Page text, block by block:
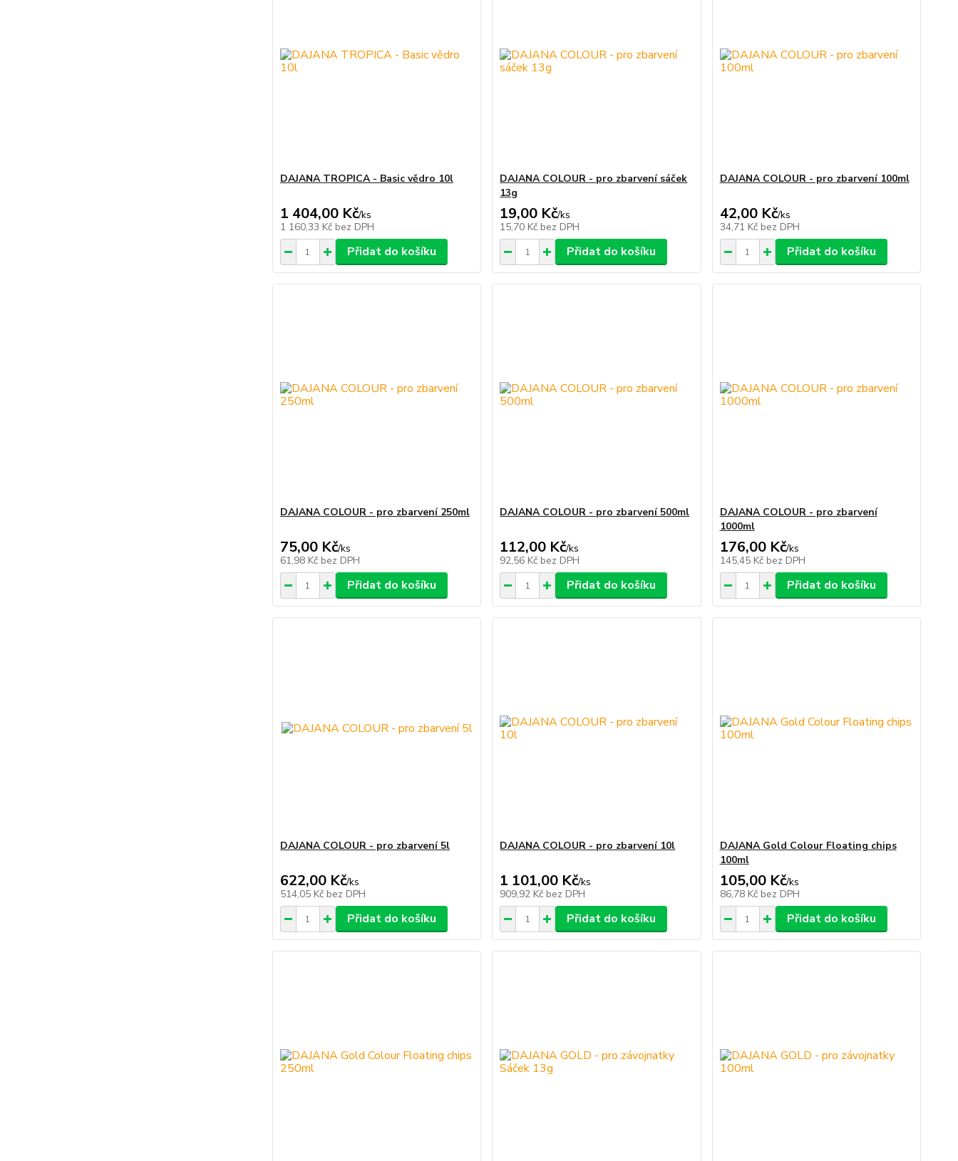
DAJANA TROPICA - Basic vědro 10l
1 404,00 Kč/ks
1 160,33 Kč bez DPH
Přidat do košíku
DAJANA COLOUR - pro zbarvení sáček
13g
19,00 Kč/ks
15,70 Kč bez DPH
Přidat do košíku
DAJANA COLOUR - pro zbarvení 100ml
42,00 Kč/ks
34,71 Kč bez DPH
Přidat do košíku
DAJANA COLOUR - pro zbarvení 250ml
75,00 Kč/ks
61,98 Kč bez DPH
Přidat do košíku
DAJANA COLOUR - pro zbarvení 500ml
112,00 Kč/ks
92,56 Kč bez DPH
Přidat do košíku
DAJANA COLOUR - pro zbarvení
1000ml
176,00 Kč/ks
145,45 Kč bez DPH
Přidat do košíku
DAJANA COLOUR - pro zbarvení 5l
622,00 Kč/ks
514,05 Kč bez DPH
Přidat do košíku
DAJANA COLOUR - pro zbarvení 10l
1 101,00 Kč/ks
909,92 Kč bez DPH
Přidat do košíku
DAJANA Gold Colour Floating chips
100ml
105,00 Kč/ks
86,78 Kč bez DPH
Přidat do košíku